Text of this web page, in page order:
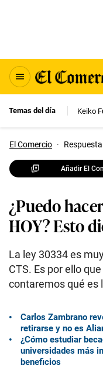
Temas del día Keiko
El Comercio ·
Añadir El
¿Puedo
HOY? Esto
La ley 30334 es
CTS. Es por ello
contaremos qué es
Carlos Zambrano
retirarse y no es
¿Cómo estudiar
universidades más
beneficios